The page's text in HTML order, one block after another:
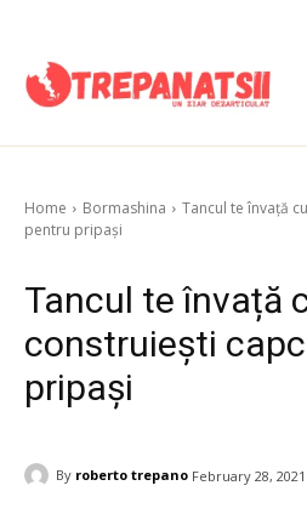
Home Bormashina
Tancul te învață
pentru pripași
Tancul te învață
construiești
pripași
By roberto trepano February 28, 2021